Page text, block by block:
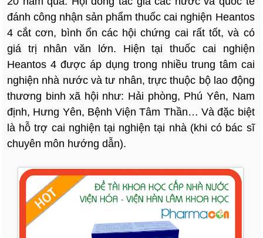
đánh công nhận sản phẩm thuốc cai nghiện Heantos
4 cắt cơn, bình ổn các hội chứng cai rất tốt, và có
giá trị nhân văn lớn. Hiện tại thuốc cai nghiện
Heantos 4 được áp dụng trong nhiều trung tâm cai
nghiện nhà nước và tư nhân, trực thuộc bộ lao động
thương binh xã hội như: Hải phòng, Phú Yên, Nam
định, Hưng Yên, Bệnh Viện Tâm Thần… Và đặc biệt
là hỗ trợ cai nghiện tại nghiện tại nhà (khi có bác sĩ
chuyên môn hướng dẫn).